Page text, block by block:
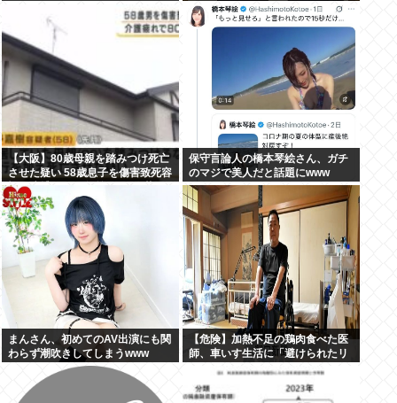
【大阪】80歳母親を踏みつけ死亡
させた疑い 58歳息子を傷害致死容
疑で逮捕 13~14年前から2人暮ら
し「介護疲れで日常的に暴行して
しまった」 岬町
保守言論人の橋本琴絵さん、ガチ
のマジで美人だと話題にwww
まんさん、初めてのAV出演にも関
わらず潮吹きしてしまうwww
【危険】加熱不足の鶏肉食べた医
師、車いす生活に「避けられたリ
スクだった」